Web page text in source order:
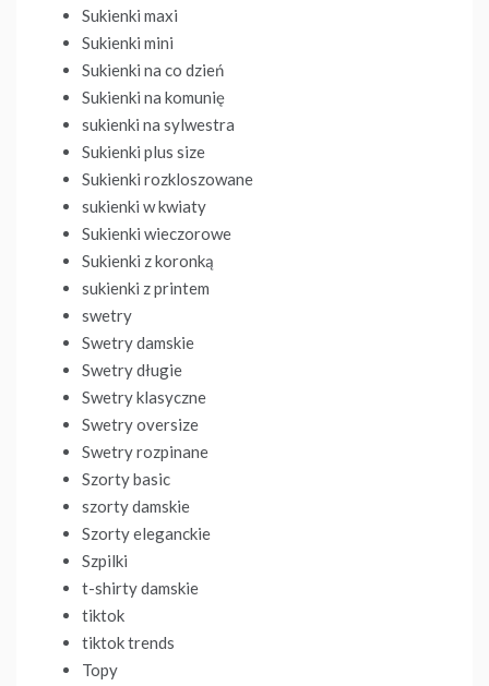
Sukienki maxi
Sukienki mini
Sukienki na co dzień
Sukienki na komunię
sukienki na sylwestra
Sukienki plus size
Sukienki rozkloszowane
sukienki w kwiaty
Sukienki wieczorowe
Sukienki z koronką
sukienki z printem
swetry
Swetry damskie
Swetry długie
Swetry klasyczne
Swetry oversize
Swetry rozpinane
Szorty basic
szorty damskie
Szorty eleganckie
Szpilki
t-shirty damskie
tiktok
tiktok trends
Topy